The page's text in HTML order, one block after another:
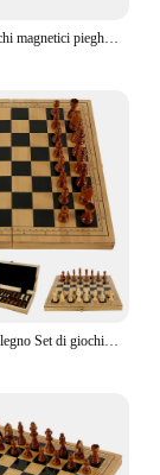
Mini Set di scacchi magnetici pieghevole scacchiera in plastica magnetica gioco da tavolo portatile giocattolo per bambini portatile all'aperto
Set di scacchi in legno Set di giochi da tavolo per scacchi pieghevoli Set di scacchi da viaggio portatile Dama Set di scacchi per principianti Giocattolo educativo per bambini